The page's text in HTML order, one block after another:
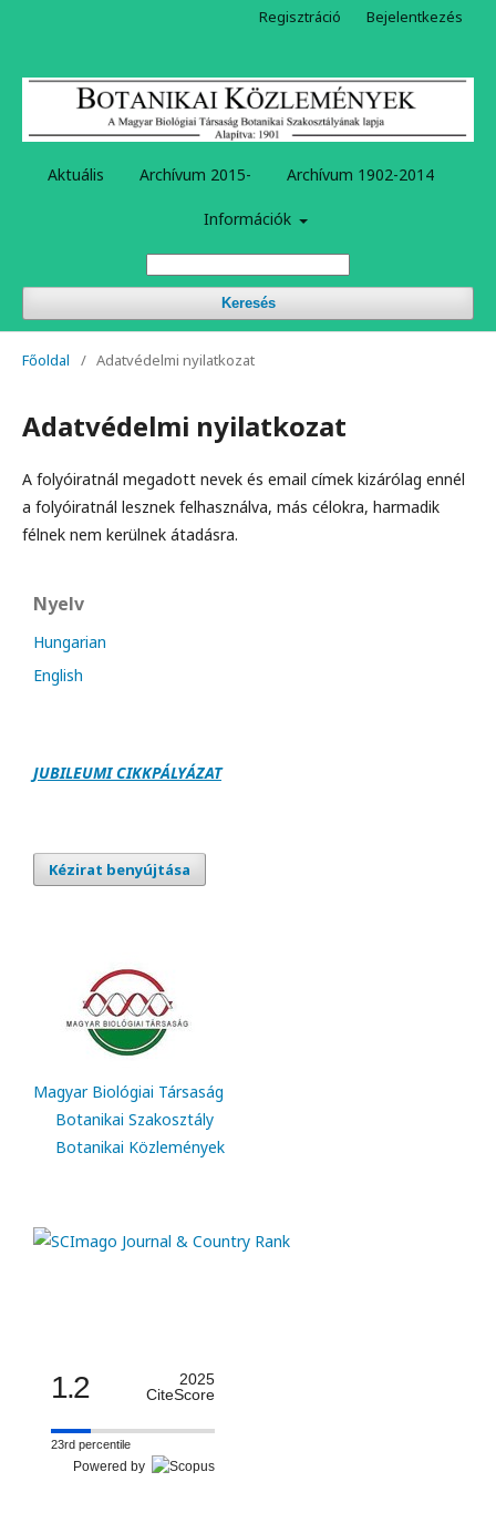
Aktuális Archívum 2015- Archívum 1902-2014
Információk
Keresés
Regisztráció Bejelentkezés
Főoldal / Adatvédelmi nyilatkozat
Adatvédelmi nyilatkozat
A folyóiratnál megadott nevek és email címek kizárólag ennél
a folyóiratnál lesznek felhasználva, más célokra, harmadik
félnek nem kerülnek átadásra.
Nyelv
Hungarian
English
JUBILEUMI CIKKPÁLYÁZAT
Kézirat benyújtása
Magyar Biológiai Társaság
Botanikai Szakosztály
Botanikai Közlemények
1.2
2025
CiteScore
23rd percentile
Powered by